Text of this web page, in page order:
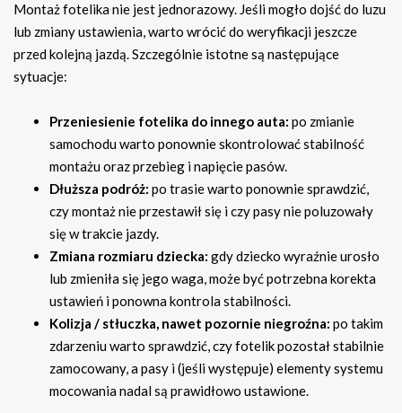
Montaż fotelika nie jest jednorazowy. Jeśli mogło dojść do luzu
lub zmiany ustawienia, warto wrócić do weryfikacji jeszcze
przed kolejną jazdą. Szczególnie istotne są następujące
sytuacje:
Przeniesienie fotelika do innego auta: po zmianie
samochodu warto ponownie skontrolować stabilność
montażu oraz przebieg i napięcie pasów.
Dłuższa podróż: po trasie warto ponownie sprawdzić,
czy montaż nie przestawił się i czy pasy nie poluzowały
się w trakcie jazdy.
Zmiana rozmiaru dziecka: gdy dziecko wyraźnie urosło
lub zmieniła się jego waga, może być potrzebna korekta
ustawień i ponowna kontrola stabilności.
Kolizja / stłuczka, nawet pozornie niegroźna: po takim
zdarzeniu warto sprawdzić, czy fotelik pozostał stabilnie
zamocowany, a pasy i (jeśli występuje) elementy systemu
mocowania nadal są prawidłowo ustawione.